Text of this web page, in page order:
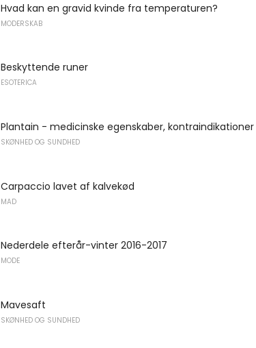
Hvad kan en gravid kvinde fra temperaturen?
MODERSKAB
Beskyttende runer
ESOTERICA
Plantain - medicinske egenskaber,
SKØNHED OG SUNDHED
Carpaccio lavet af kalvekød
MAD
Nederdele efterår-vinter 2016-2017
MODE
Mavesaft
SKØNHED OG SUNDHED